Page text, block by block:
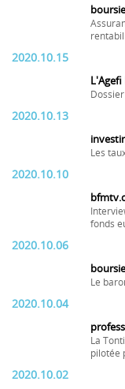
2020.10.15
2020.10.13
Les
2020.10.10
fonds
2020.10.06
Le
2020.10.04
La
pilotée
2020.10.02